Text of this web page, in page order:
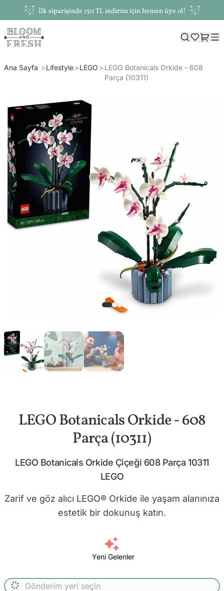
İlk siparişinde 150 TL indirim için hemen üye ol!
Ana Sayfa Lifestyle LEGO
LEGO Botanicals Orkide - 608
Parça (10311)
LEGO Botanicals Orkide - 608
Parça (10311)
LEGO Botanicals Orkide Çiçeği 608 Parça 10311
LEGO
Zarif ve göz alıcı LEGO® Orkide ile yaşam alanınıza
estetik bir dokunuş katın.
Yeni Gelenler